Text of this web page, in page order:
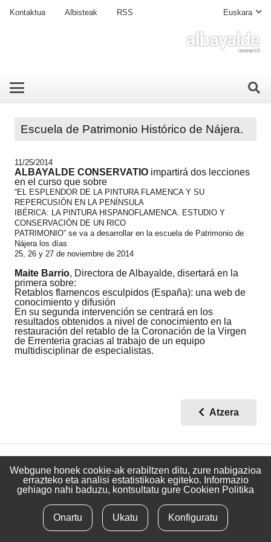
Kontaktua Albisteak RSS Euskara
Escuela de Patrimonio Histórico de Nájera.
11/25/2014
ALBAYALDE CONSERVATIO impartirá dos lecciones
en el curso que sobre
“EL ESPLENDOR DE LA PINTURA FLAMENCA Y SU
REPERCUSIÓN EN LA PENÍNSULA
IBÉRICA: LA PINTURA HISPANOFLAMENCA. ESTUDIO Y
CONSERVACIÓN DE UN RICO
PATRIMONIO” se va a desarrollar en la escuela de Patrimonio de
Nájera los días
25, 26 y 27 de noviembre de 2014
Maite Barrio, Directora de Albayalde, disertará en la
primera sobre:
Retablos flamencos esculpidos (España): una web de
conocimiento y difusión
En su segunda intervención se centrará en los
resultados obtenidos a nivel de conocimiento en la
restauración del retablo de la Coronación de la Virgen
de Errenteria gracias al trabajo de un equipo
multidisciplinar de especialistas.
Atzera
info@albayalde.org– Tlfn:656 781 472
Pribatutasun politika
Kontaktua
Webgune honek cookie-ak erabiltzen ditu, zure nabigazioa
errazteko eta analisi estatistikoak egiteko. Informazio
gehiago nahi baduzu, kontsultatu gure Cookien Politika
Onartu Ukatu Konfiguratu